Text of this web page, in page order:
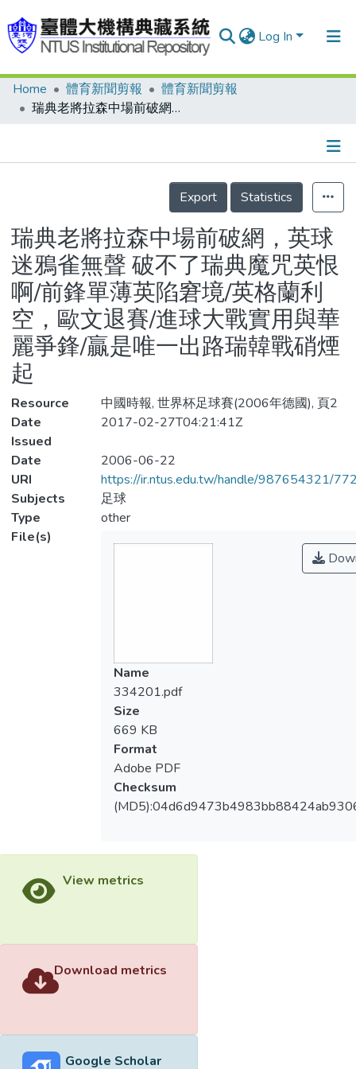
Log In
Communities & Collections
Statistics
Home 體育新聞剪報
體育新聞剪報
瑞典老將拉森中場前破網，英球迷鴉雀無聲 破不了瑞典魔咒英恨啊/前鋒單薄英陷窘境/英格蘭利空，歐文退賽/進球大戰實用與華麗爭鋒/贏是唯一出路瑞韓戰硝煙起
Details
Export
Statistics
瑞典老將拉森中場前破網，英球
迷鴉雀無聲 破不了瑞典魔咒英恨
啊/前鋒單薄英陷窘境/英格蘭利
空，歐文退賽/進球大戰實用與華
麗爭鋒/贏是唯一出路瑞韓戰硝煙
起
Resource
中國時報, 世界杯足球賽(2006年德國), 頁2
Date
Issued
2017-02-27T04:21:41Z
Date
2006-06-22
URI
https://ir.ntus.edu.tw/handle/987654321/
Subjects
足球
Type
other
File(s)
Name
334201.pdf
Size
669 KB
Format
Adobe PDF
Checksum
View metrics
Download metrics
Google Scholar